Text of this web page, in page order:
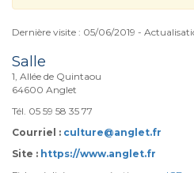
Dernière visite : 05/06/2019 -
Salle
1, Allée de Quintaou
64600 Anglet
Tél. 05 59 58 35 77
Courriel : culture@anglet.fr
Site : https://www.anglet.fr